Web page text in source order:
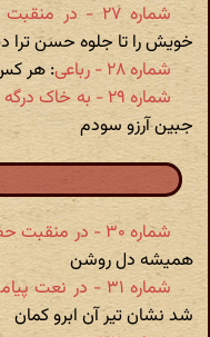
شماره ۲۷ - در منقبت حضرت امام جعفر صادق (ع)‏
خویش را تا جلوه حسن ترا
شماره ۲۸ - رباعی
: ‏هر
شماره ۲۹ - به خاک درگه او تا جبین آرزو سودم
جبین آرزو سودم
شماره ۳۰ - در منقبت حضرت امام حسین (ع)‏
همیشه دل روشن
شماره ۳۱ - در نعت پیامبر (صلی الله علیه و اله و سلم)‏
شد نشان تیر آن ابرو کمان